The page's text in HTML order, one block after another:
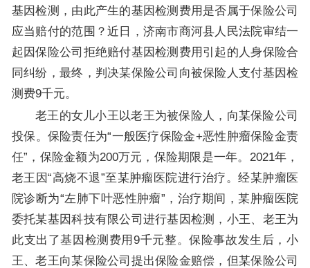
基因检测，由此产生的基因检测费用是否属于保险公司
应当赔付的范围？近日，济南市商河县人民法院审结一
起因保险公司拒绝赔付基因检测费用引起的人身保险合
同纠纷，最终，判决某保险公司向被保险人支付基因检
测费9千元。
老王的女儿小王以老王为被保险人，向某保险公司
投保。保险责任为“一般医疗保险金+恶性肿瘤保险金责
任”，保险金额为200万元，保险期限是一年。2021年，
老王因“高烧不退”至某肿瘤医院进行治疗。经某肿瘤医
院诊断为“左肺下叶恶性肿瘤”，治疗期间，某肿瘤医院
委托某基因科技有限公司进行基因检测，小王、老王为
此支出了基因检测费用9千元整。保险事故发生后，小
王、老王向某保险公司提出保险金赔偿，但某保险公司